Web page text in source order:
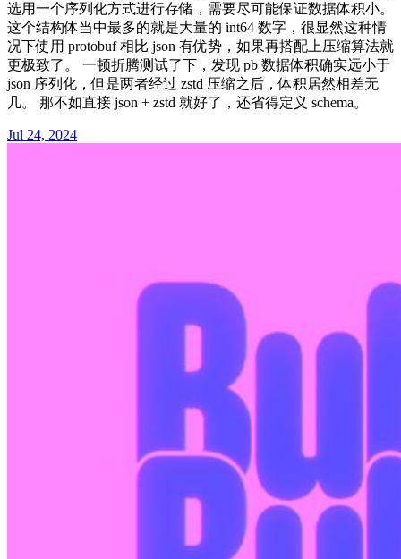
选用一个序列化方式进行存储，需要尽可能保证数据体积小。
这个结构体当中最多的就是大量的 int64 数字，很显然这种情
况下使用 protobuf 相比 json 有优势，如果再搭配上压缩算法就
更极致了。 一顿折腾测试了下，发现 pb 数据体积确实远小于
json 序列化，但是两者经过 zstd 压缩之后，体积居然相差无
几。 那不如直接 json + zstd 就好了，还省得定义 schema。
Jul 24, 2024